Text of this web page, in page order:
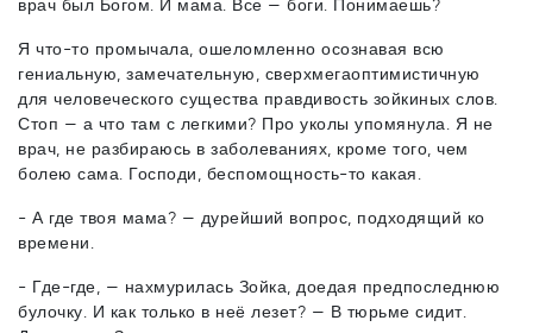
врач был Богом. И мама. Все — боги. Понимаешь?
Я что-то промычала, ошеломленно осознавая всю
гениальную, замечательную, сверхмегаоптимистичную
для человеческого существа правдивость зойкиных слов.
Стоп — а что там с легкими? Про уколы упомянула. Я не
врач, не разбираюсь в заболеваниях, кроме того, чем
болею сама. Господи, беспомощность-то какая.
- А где твоя мама? — дурейший вопрос, подходящий ко
времени.
- Где-где, — нахмурилась Зойка, доедая предпоследнюю
булочку. И как только в неё лезет? — В тюрьме сидит.